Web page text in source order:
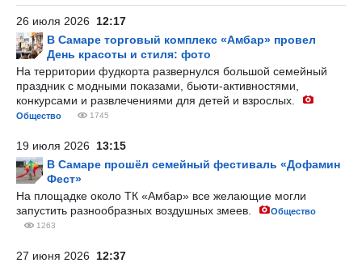
26 июля 2026 12:17
В Самаре торговый комплекс «Амбар» провел
День красоты и стиля: фото
На территории фудкорта развернулся большой семейный
праздник с модными показами, бьюти-активностями,
конкурсами и развлечениями для детей и взрослых.
Общество 1745
19 июля 2026 13:15
В Самаре прошёл семейный фестиваль «Дофамин
Фест»
На площадке около ТК «Амбар» все желающие могли
запустить разнообразных воздушных змеев.
Общество
1263
27 июня 2026 12:37